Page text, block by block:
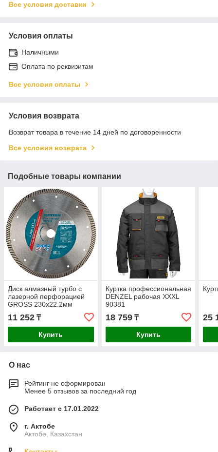
Все условия доставки
Условия оплаты
Наличными
Оплата по реквизитам
Все условия оплаты
Условия возврата
Возврат товара в течение 14 дней по договоренности
Все условия возврата
Подобные товары компании
Диск алмазный турбо с
лазерной перфорацией
GROSS 230х22.2мм
11 252 ₸
Купить
Куртка профессиональная
DENZEL рабочая XXXL
90381
18 759₸
Купить
25
О нас
Рейтинг не сформирован
Менее 5 отзывов за последний год
Работает с 17.01.2022
г. Актобе
Актобе, Казахстан